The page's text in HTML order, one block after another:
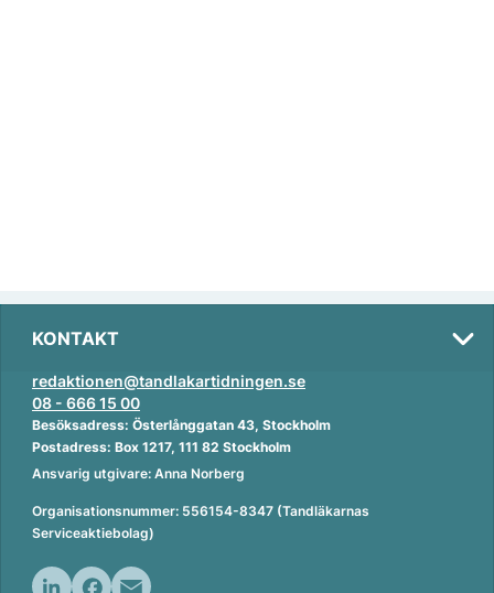
KONTAKT
redaktionen@tandlakartidningen.se
08 - 666 15 00
Besöksadress: Österlånggatan 43, Stockholm
Postadress: Box 1217, 111 82 Stockholm
Ansvarig utgivare: Anna Norberg
Organisationsnummer: 556154-8347 (Tandläkarnas
Serviceaktiebolag)